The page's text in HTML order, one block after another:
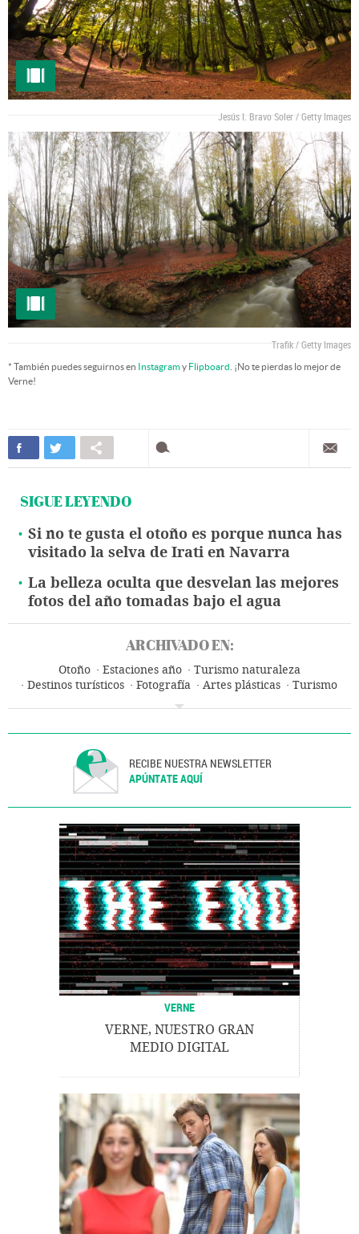
Jesús I. Bravo Soler / Getty Images
Trafik / Getty Images
* También puedes seguirnos en Instagramy Flipboard . ¡No te pierdas lo mejor de
Verne!
SIGUE LEYENDO
Si no te gusta el otoño es porque nunca has
visitado la selva de Irati en Navarra
La belleza oculta que desvelan las mejores
fotos del año tomadas bajo el agua
ARCHIVADO EN:
Otoño Estaciones año
Turismo naturaleza
Destinos turísticos
Fotografía Artes plásticas
Turismo
RECIBE NUESTRA NEWSLETTER
APÚNTATE AQUÍ
VERNE
VERNE, NUESTRO GRAN
MEDIO DIGITAL